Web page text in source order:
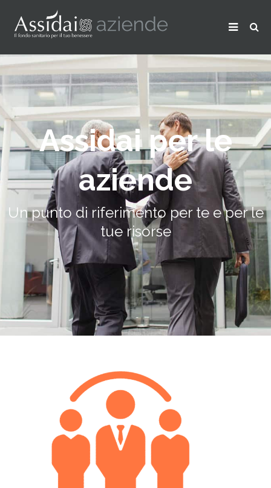
Assidai per le
aziende
Un punto di riferimento per te e per le
tue risorse